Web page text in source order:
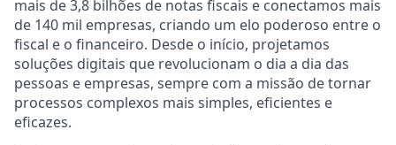
mais de 3,8 bilhões de notas fiscais e conectamos mais
de 140 mil empresas, criando um elo poderoso entre o
fiscal e o financeiro. Desde o início, projetamos
soluções digitais que revolucionam o dia a dia das
pessoas e empresas, sempre com a missão de tornar
processos complexos mais simples, eficientes e
eficazes.